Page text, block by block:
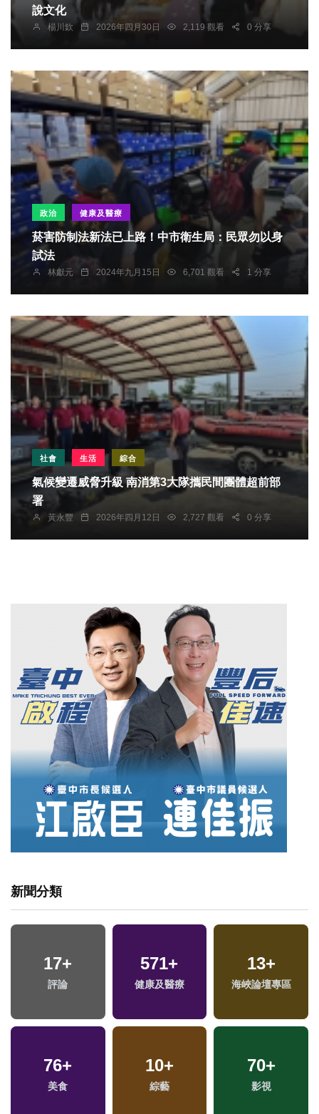
說文化
楊川欽 2026年四月30日 2,119 觀看 0 分享
政治 健康及醫療
菸害防制法新法已上路！中市衛生局：民眾勿以身
試法
林獻元 2024年九月15日 6,701 觀看 1 分享
社會 生活 綜合
氣候變遷威脅升級 南消第3大隊攜民間團體超前部
署
黃永豐 2026年四月12日 2,727 觀看 0 分享
新聞分類
17+
評論
571+
健康及醫療
13+
海峽論壇專區
76+
美食
10+
綜藝
70+
影視